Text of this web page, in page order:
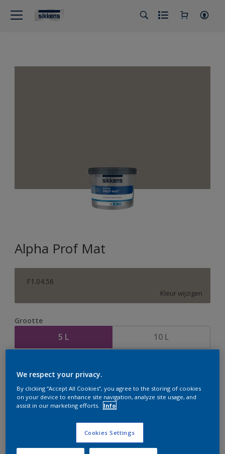
Alpha Prof Mat
F1.04.56
Kleur wijzigen
Grootte
5 L 10 L
Bereken
Op dit moment is het niet mogelijk dit product online
te bestellen. Houd de website in de gaten, we werken
er hard aan om de voorraad aan te vullen.
We respect your privacy.
By clicking “Accept All Cookies”, you agree to the storing of cookies
on your device to enhance site navigation, analyze site usage, and
assist in our marketing efforts.
Info
Cookies Settings